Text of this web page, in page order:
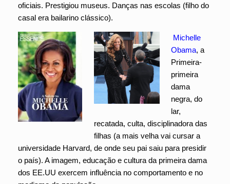
oficiais. Prestigiou museus. Danças nas escolas (filho do
casal era bailarino clássico).
Michelle
Obama, a
Primeira-
primeira
dama
negra, do
lar,
recatada, culta, disciplinadora das
filhas (a mais velha vai cursar a
universidade Harvard, de onde seu pai saiu para presidir
o país). A imagem, educação e cultura da primeira dama
dos EE.UU exercem influência no comportamento e no